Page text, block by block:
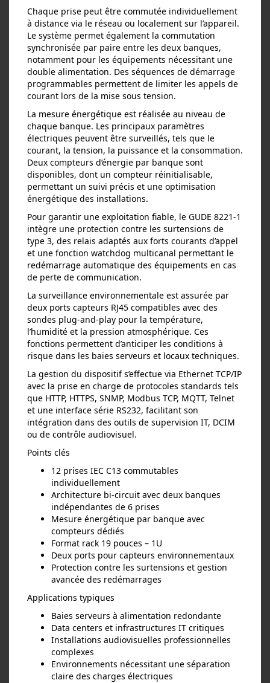
Chaque prise peut être commutée individuellement
à distance via le réseau ou localement sur l’appareil.
Le système permet également la commutation
synchronisée par paire entre les deux banques,
notamment pour les équipements nécessitant une
double alimentation. Des séquences de démarrage
programmables permettent de limiter les appels de
courant lors de la mise sous tension.
La mesure énergétique est réalisée au niveau de
chaque banque. Les principaux paramètres
électriques peuvent être surveillés, tels que le
courant, la tension, la puissance et la consommation.
Deux compteurs d’énergie par banque sont
disponibles, dont un compteur réinitialisable,
permettant un suivi précis et une optimisation
énergétique des installations.
Pour garantir une exploitation fiable, le GUDE 8221‑1
intègre une protection contre les surtensions de
type 3, des relais adaptés aux forts courants d’appel
et une fonction watchdog multicanal permettant le
redémarrage automatique des équipements en cas
de perte de communication.
La surveillance environnementale est assurée par
deux ports capteurs RJ45 compatibles avec des
sondes plug‑and‑play pour la température,
l’humidité et la pression atmosphérique. Ces
fonctions permettent d’anticiper les conditions à
risque dans les baies serveurs et locaux techniques.
La gestion du dispositif s’effectue via Ethernet TCP/IP
avec la prise en charge de protocoles standards tels
que HTTP, HTTPS, SNMP, Modbus TCP, MQTT, Telnet
et une interface série RS232, facilitant son
intégration dans des outils de supervision IT, DCIM
ou de contrôle audiovisuel.
Points clés
12 prises IEC C13 commutables
individuellement
Architecture bi‑circuit avec deux banques
indépendantes de 6 prises
Mesure énergétique par banque avec
compteurs dédiés
Format rack 19 pouces – 1U
Deux ports pour capteurs environnementaux
Protection contre les surtensions et gestion
avancée des redémarrages
Applications typiques
Baies serveurs à alimentation redondante
Data centers et infrastructures IT critiques
Installations audiovisuelles professionnelles
complexes
Environnements nécessitant une séparation
claire des charges électriques